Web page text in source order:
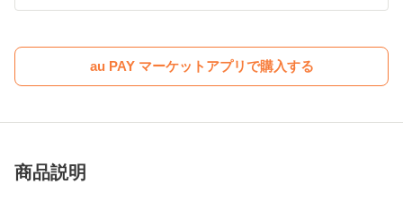
au PAY マーケットアプリで購入する
商品説明